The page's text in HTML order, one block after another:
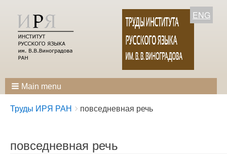
ENG
Main menu
Breadcrumbs
You
Труды ИРЯ РАН повседневная речь
повседневная речь